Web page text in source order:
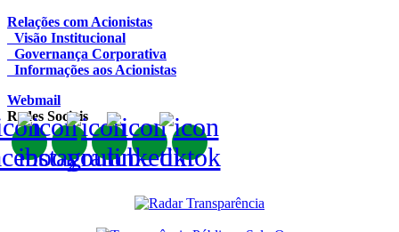
Relações com Acionistas
Visão Institucional
Governança Corporativa
Informações aos Acionistas
Webmail
Redes Sociais